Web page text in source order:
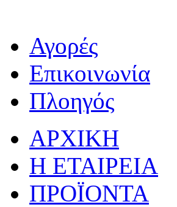
Αγορές
Επικοινωνία
Πλοηγός
ΑΡΧΙΚΗ
Η ΕΤΑΙΡΕΙΑ
ΠΡΟΪΟΝΤΑ